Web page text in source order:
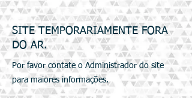
SITE TEMPORARIAMENTE FORA
DO AR.
Por favor contate o Administrador do site
para maiores informações.